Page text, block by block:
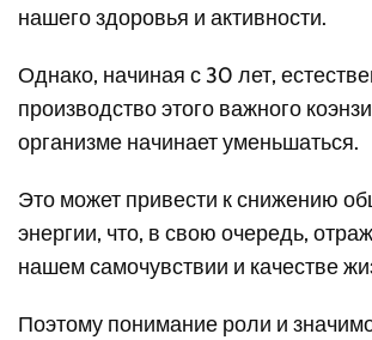
нашего здоровья и активности.
Однако, начиная с 30 лет,
производство этого важного
организме начинает уменьшаться.
Это может привести к снижению
энергии, что, в свою очередь,
нашем самочувствии и качестве
Поэтому понимание роли и